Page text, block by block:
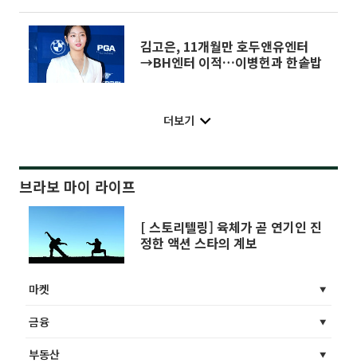
걸캅스·가디언즈 오브 갤럭시
김고은, 11개월만 호두앤유엔터
→BH엔터 이적…이병헌과 한솥밥
더보기
브라보 마이 라이프
[ 스토리텔링] 육체가 곧 연기인 진
정한 액션 스타의 계보
마켓
금융
부동산